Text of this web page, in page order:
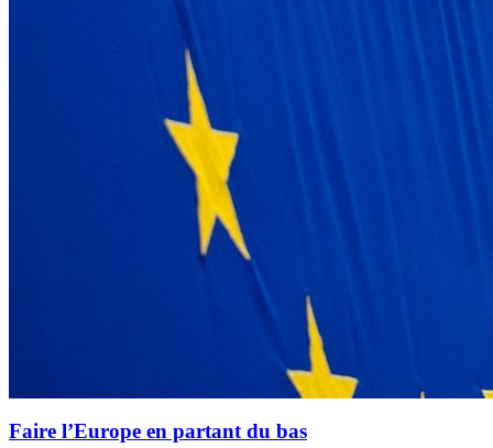
Faire l’Europe en partant du bas